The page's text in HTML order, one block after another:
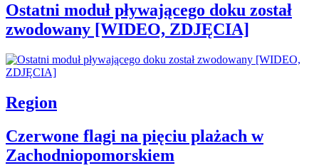
Ostatni moduł pływającego doku został
zwodowany [WIDEO, ZDJĘCIA]
Region
Czerwone flagi na pięciu plażach w
Zachodniopomorskiem